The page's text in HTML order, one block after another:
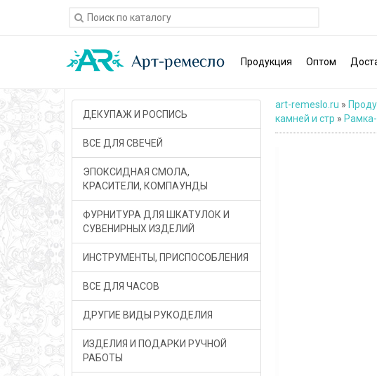
Продукция Оптом
ДЕКУПАЖ И РОСПИСЬ
ВСЕ ДЛЯ СВЕЧЕЙ
ЭПОКСИДНАЯ СМОЛА,
КРАСИТЕЛИ, КОМПАУНДЫ
ФУРНИТУРА ДЛЯ ШКАТУЛОК И
СУВЕНИРНЫХ ИЗДЕЛИЙ
ИНСТРУМЕНТЫ, ПРИСПОСОБЛЕНИЯ
ВСЕ ДЛЯ ЧАСОВ
ДРУГИЕ ВИДЫ РУКОДЕЛИЯ
ИЗДЕЛИЯ И ПОДАРКИ РУЧНОЙ
РАБОТЫ
art-remeslo.ru »
камней и стр »